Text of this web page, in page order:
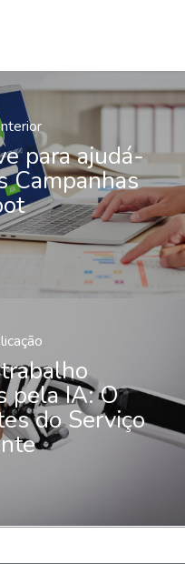
para ajudá-
Campanhas
pela IA: O
do Serviço